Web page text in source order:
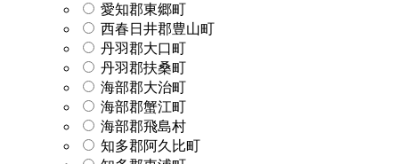
愛知郡東郷町
西春日井郡豊山町
丹羽郡大口町
丹羽郡扶桑町
海部郡大治町
海部郡蟹江町
海部郡飛島村
知多郡阿久比町